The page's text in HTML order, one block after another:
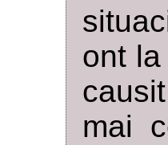
ont
mai